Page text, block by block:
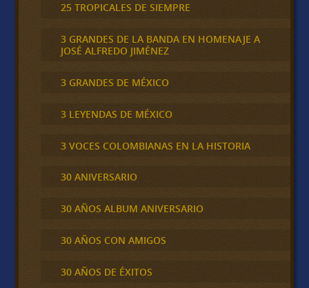
25 TROPICALES DE SIEMPRE
3 GRANDES DE LA BANDA EN HOMENAJE A
JOSÉ ALFREDO JIMÉNEZ
3 GRANDES DE MÉXICO
3 LEYENDAS DE MÉXICO
3 VOCES COLOMBIANAS EN LA HISTORIA
30 ANIVERSARIO
30 AÑOS ALBUM ANIVERSARIO
30 AÑOS CON AMIGOS
30 AÑOS DE ÉXITOS